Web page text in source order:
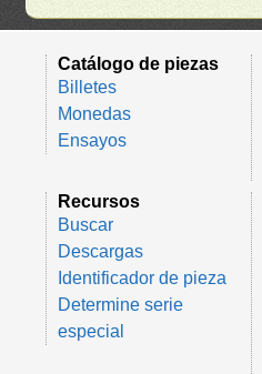
Catálogo de piezas
Billetes
Monedas
Ensayos
Recursos
Buscar
Descargas
Identificador de pieza
Determine serie
especial